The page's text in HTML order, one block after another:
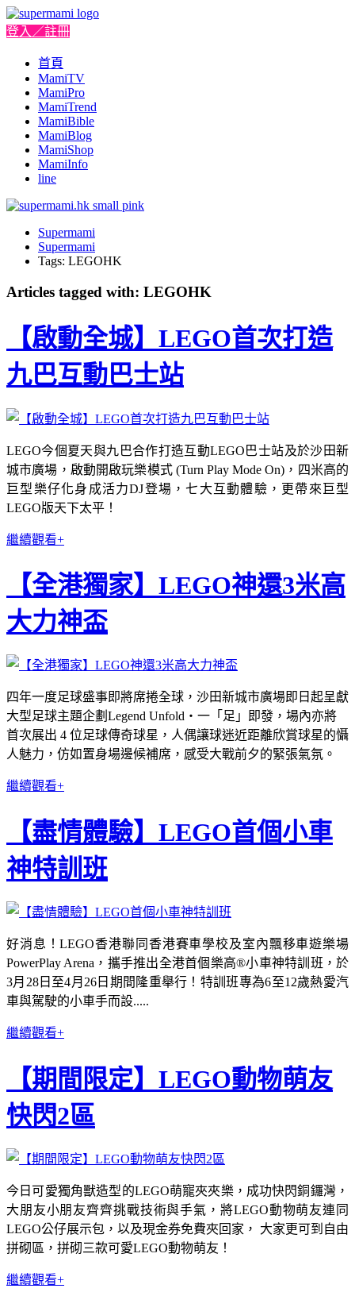
登入／註冊
首頁
MamiTV
MamiPro
MamiTrend
MamiBible
MamiBlog
MamiShop
MamiInfo
line
Supermami
Supermami
Tags: LEGOHK
Articles tagged with: LEGOHK
【啟動全城】LEGO首次打造
九巴互動巴士站
LEGO今個夏天與九巴合作打造互動LEGO巴士站及於沙田新
城市廣場，啟動開啟玩樂模式 (Turn Play Mode On)，四米高的
巨型樂仔化身成活力DJ登場，七大互動體驗，更帶來巨型
LEGO版天下太平！
繼續觀看+
【全港獨家】LEGO神還3米高
大力神盃
四年一度足球盛事即將席捲全球，沙田新城市廣場即日起呈獻
大型足球主題企劃Legend Unfold・一「足」即發，場內亦將
首次展出 4 位足球傳奇球星，人偶讓球迷近距離欣賞球星的懾
人魅力，仿如置身場邊候補席，感受大戰前夕的緊張氣氛。
繼續觀看+
【盡情體驗】LEGO首個小車
神特訓班
好消息！LEGO香港聯同香港賽車學校及室內飄移車遊樂場
PowerPlay Arena，攜手推出全港首個樂高®小車神特訓班，於
3月28日至4月26日期間隆重舉行！特訓班專為6至12歲熱愛汽
車與駕駛的小車手而設.....
繼續觀看+
【期間限定】LEGO動物萌友
快閃2區
今日可愛獨角獸造型的LEGO萌寵夾夾樂，成功快閃銅鑼灣，
大朋友小朋友齊齊挑戰技術與手氣，將LEGO動物萌友連同
LEGO公仔展示包，以及現金券免費夾回家， 大家更可到自由
拼砌區，拼砌三款可愛LEGO動物萌友！
繼續觀看+